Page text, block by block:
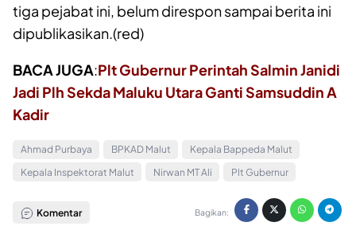
tiga pejabat ini, belum direspon sampai berita ini
dipublikasikan.(red)
BACA JUGA:Plt Gubernur Perintah Salmin Janidi
Jadi Plh Sekda Maluku Utara Ganti Samsuddin A
Kadir
Ahmad Purbaya BPKAD Malut
Kepala Bappeda Malut
Kepala Inspektorat Malut
Nirwan MT Ali Plt Gubernur
Komentar Bagikan: